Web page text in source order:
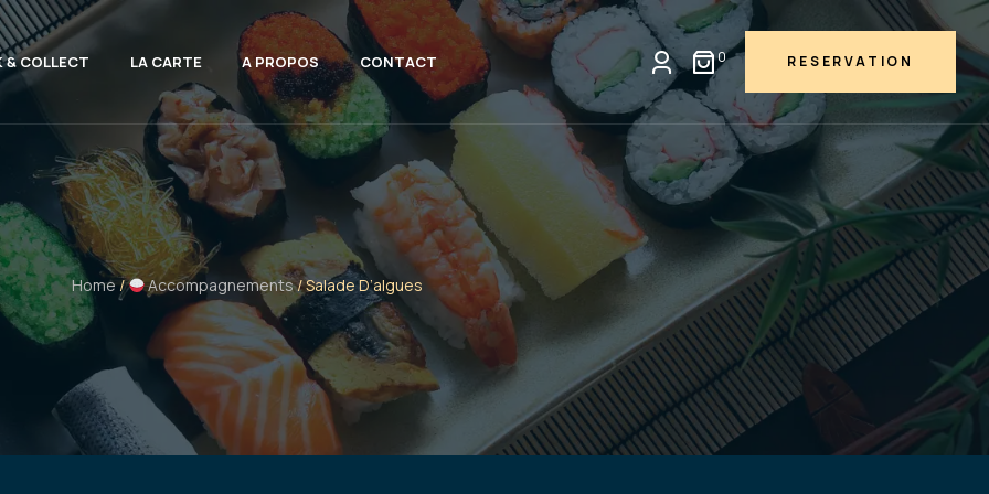
& COLLECT LA CARTE A PROPOS CONTACT 0 RESERVATION
Home/ Accompagnements/ Salade D’algues